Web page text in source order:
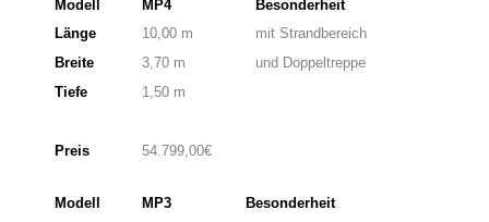
Modell MP4
Besonderheit
Länge
10,00 m
mit Strandbereich
Breite
3,70 m
und Doppeltreppe
Tiefe
1,50 m
Preis 54.799,00€
Modell MP3
Besonderheit